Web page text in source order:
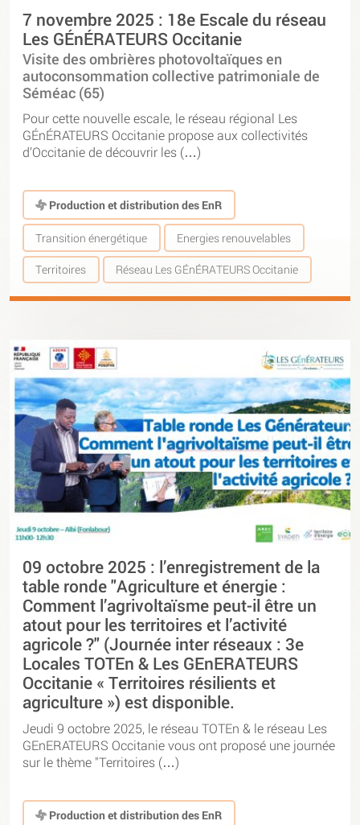
7 novembre 2025 : 18e Escale du réseau
Les GÉnÉRATEURS Occitanie
Visite des ombrières photovoltaïques en
autoconsommation collective patrimoniale de
Séméac (65)
Pour cette nouvelle escale, le réseau régional Les
GÉnÉRATEURS Occitanie propose aux collectivités
d’Occitanie de découvrir les (…)
Production et distribution des EnR
Transition énergétique Energies renouvelables
Territoires Réseau Les GÉnÉRATEURS Occitanie
09 octobre 2025 : l’enregistrement de la
table ronde "Agriculture et énergie :
Comment l’agrivoltaïsme peut-il être un
atout pour les territoires et l’activité
agricole ?" (Journée inter réseaux : 3e
Locales TOTEn & Les GEnERATEURS
Occitanie « Territoires résilients et
agriculture ») est disponible.
Jeudi 9 octobre 2025, le réseau TOTEn & le réseau Les
GEnERATEURS Occitanie vous ont proposé une journée
sur le thème "Territoires (…)
Production et distribution des EnR